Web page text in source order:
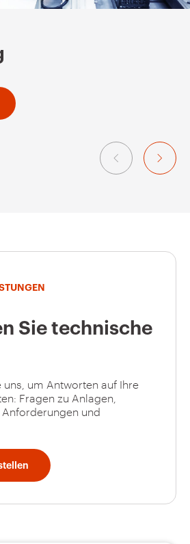
Sie technische
uns, um Antworten auf Ihre
Fragen zu Anlagen,
und